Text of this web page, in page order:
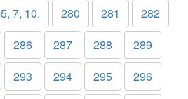
7, 10. 280 281
282
286 287 288
289
293 294 295
296